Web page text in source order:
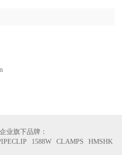
业旗下品牌：
1588W CLAMPS HMSHK